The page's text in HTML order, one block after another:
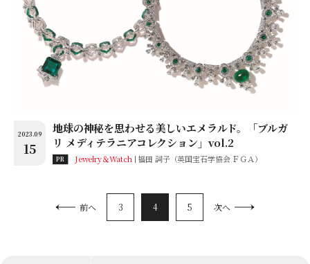
2023.09
15
地球の神秘を思わせる美しいエメラルド。「ブルガ
リ メディテラニアコレクション」vol.2
PR Jewelry＆Watch 福田 詞子（英国宝石学協会 ＦＧＡ）
前へ 3 4 5 次へ